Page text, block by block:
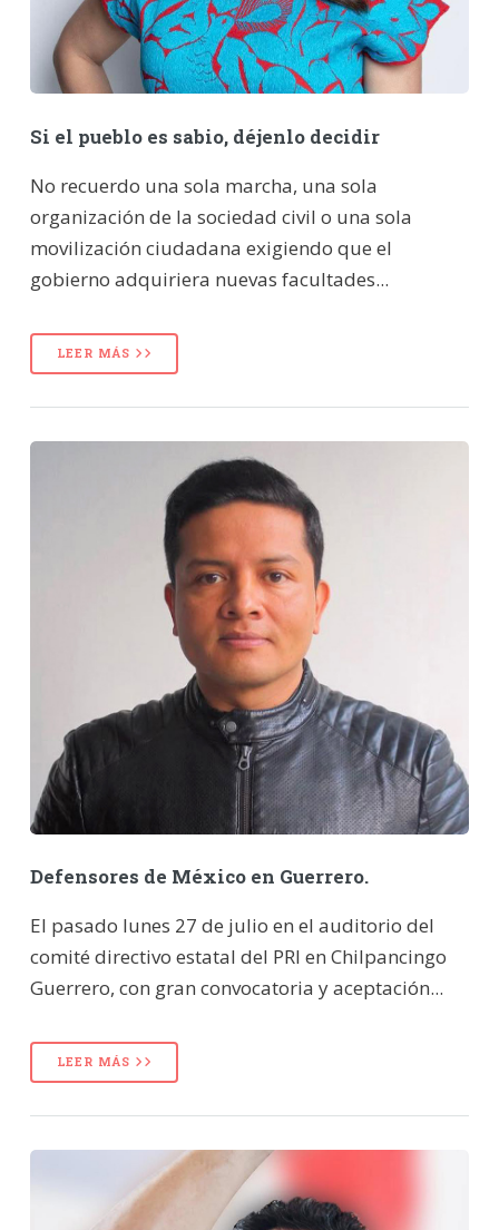
Si el pueblo es sabio, déjenlo decidir
No recuerdo una sola marcha, una sola
organización de la sociedad civil o una sola
movilización ciudadana exigiendo que el
gobierno adquiriera nuevas facultades...
LEER MÁS
Defensores de México en Guerrero.
El pasado lunes 27 de julio en el auditorio del
comité directivo estatal del PRI en Chilpancingo
Guerrero, con gran convocatoria y aceptación...
LEER MÁS